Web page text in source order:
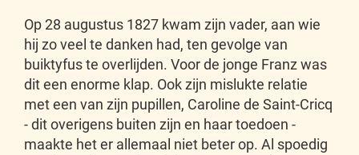
Op 28 augustus 1827 kwam zijn vader, aan wie
hij zo veel te danken had, ten gevolge van
buiktyfus te overlijden. Voor de jonge Franz was
dit een enorme klap. Ook zijn mislukte relatie
met een van zijn pupillen, Caroline de Saint-Cricq
- dit overigens buiten zijn en haar toedoen -
maakte het er allemaal niet beter op. Al spoedig